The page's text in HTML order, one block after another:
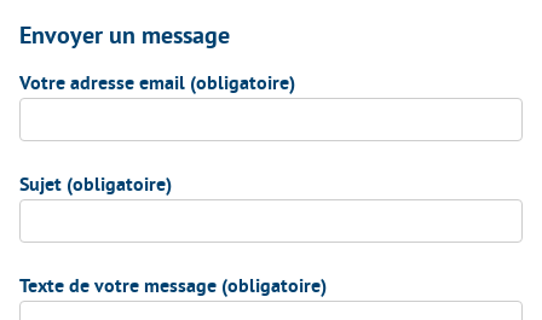
Envoyer un message
Votre adresse email (obligatoire)
Sujet (obligatoire)
Texte de votre message (obligatoire)